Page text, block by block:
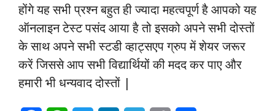
होंगे यह सभी प्रश्न बहुत ही ज्यादा महत्वपूर्ण है आपको यह
ऑनलाइन टेस्ट पसंद आया है तो इसको अपने सभी दोस्तों
के साथ अपने सभी स्टडी व्हाट्सएप ग्रुप में शेयर जरूर
करें जिससे आप सभी विद्यार्थियों की मदद कर पाए और
हमारी भी धन्यवाद दोस्तों |